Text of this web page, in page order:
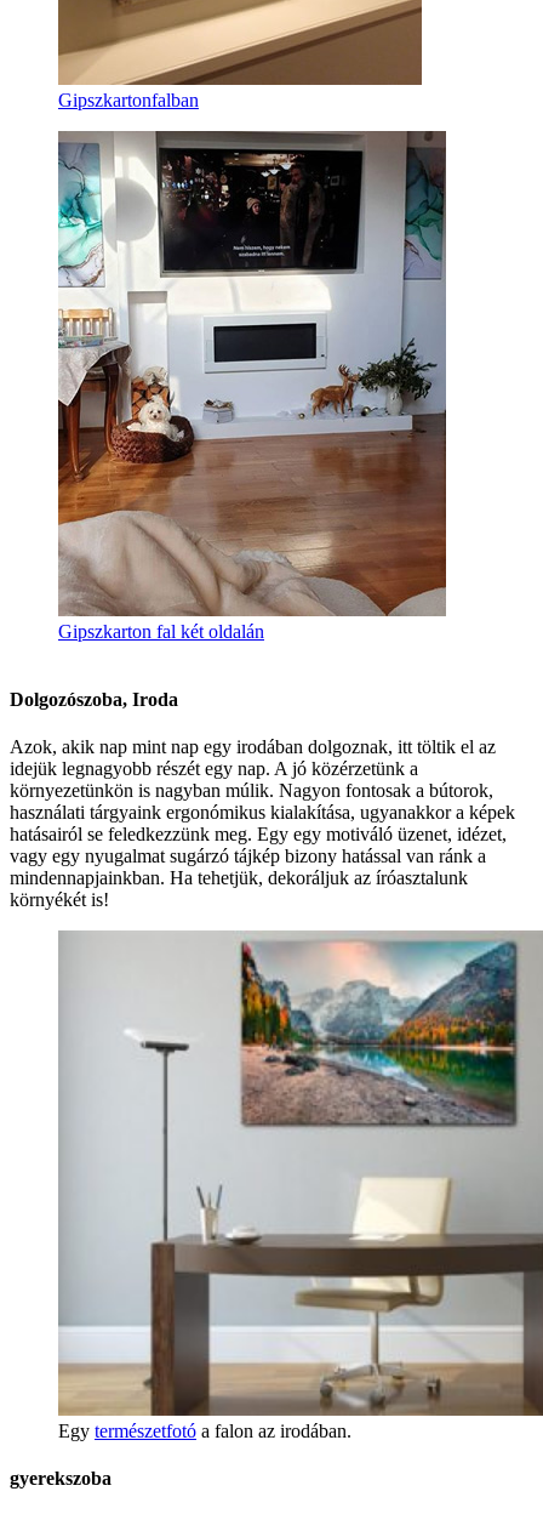
Gipszkartonfalban
Gipszkarton fal két oldalán
Dolgozószoba, Iroda
Azok, akik nap mint nap egy irodában dolgoznak, itt töltik el az
idejük legnagyobb részét egy nap. A jó közérzetünk a
környezetünkön is nagyban múlik. Nagyon fontosak a bútorok,
használati tárgyaink ergonómikus kialakítása, ugyanakkor a képek
hatásairól se feledkezzünk meg. Egy egy motiváló üzenet, idézet,
vagy egy nyugalmat sugárzó tájkép bizony hatással van ránk a
mindennapjainkban. Ha tehetjük, dekoráljuk az íróasztalunk
környékét is!
Egy természetfotó a falon az irodában.
gyerekszoba